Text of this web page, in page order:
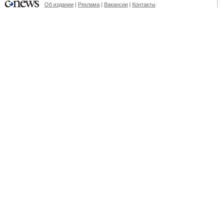
Об издании | Реклама | Вакансии | Контакты